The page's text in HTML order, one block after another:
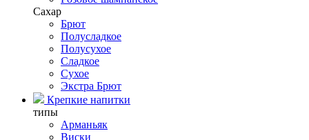
Сахар
Брют
Полусладкое
Полусухое
Сладкое
Сухое
Экстра Брют
Крепкие напитки
типы
Арманьяк
Виски